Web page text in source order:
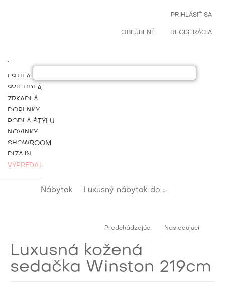
PRIHLÁSIŤ SA
REGISTRÁCIA
OBĽÚBENÉ
ESTILA NÁBYTOK
SVIETIDLÁ
ZRKADLÁ
DOPLNKY
PODĽA ŠTÝLU
NOVINKY
SHOWROOM
DIZAJN
VÝPREDAJ
Nábytok Luxusný nábytok do obývačky
Predchádzajúci Nasledujúci
Luxusná kožená
sedačka Winston 219cm